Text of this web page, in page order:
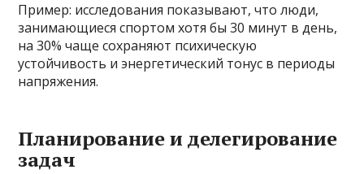
Пример: исследования показывают, что люди,
занимающиеся спортом хотя бы 30 минут в день,
на 30% чаще сохраняют психическую
устойчивость и энергетический тонус в периоды
напряжения.
Планирование и делегирование
задач